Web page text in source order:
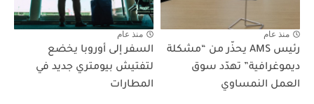
منذ عام
رئيس AMS يحذّر من “مشكلة
ديموغرافية” تهدّد سوق
العمل النمساوي
منذ عام
السفر إلى أوروبا يخضع
لتفتيش بيومتري جديد في
المطارات